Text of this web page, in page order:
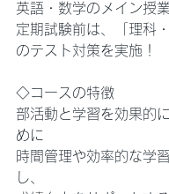
英語・数学のメイン授業
定期試験前は、「理科
のテスト対策を実施！
◇コースの特徴
部活動と学習を効果的
めに
時間管理や効率的な学
し、